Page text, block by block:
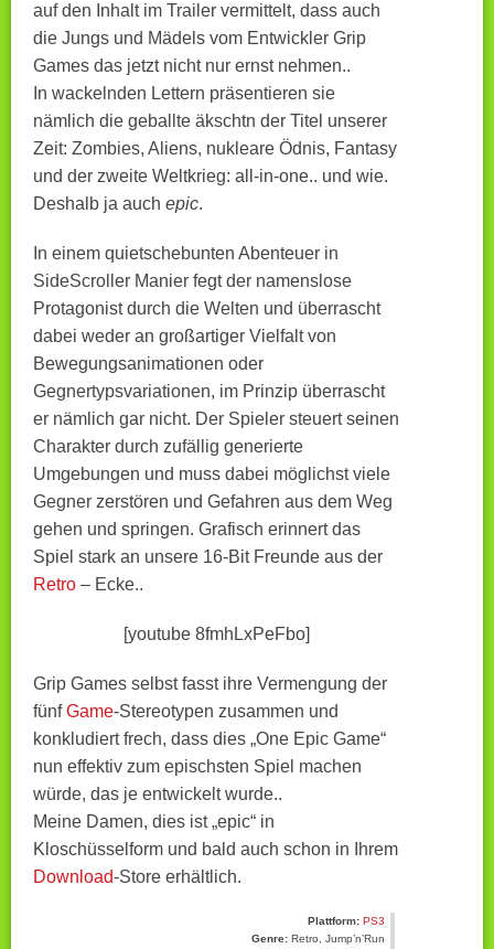
auf den Inhalt im Trailer vermittelt, dass auch
die Jungs und Mädels vom Entwickler Grip
Games das jetzt nicht nur ernst nehmen..
In wackelnden Lettern präsentieren sie
nämlich die geballte äkschtn der Titel unserer
Zeit: Zombies, Aliens, nukleare Ödnis, Fantasy
und der zweite Weltkrieg: all-in-one.. und wie.
Deshalb ja auch epic.
In einem quietschebunten Abenteuer in
SideScroller Manier fegt der namenslose
Protagonist durch die Welten und überrascht
dabei weder an großartiger Vielfalt von
Bewegungsanimationen oder
Gegnertypsvariationen, im Prinzip überrascht
er nämlich gar nicht. Der Spieler steuert seinen
Charakter durch zufällig generierte
Umgebungen und muss dabei möglichst viele
Gegner zerstören und Gefahren aus dem Weg
gehen und springen. Grafisch erinnert das
Spiel stark an unsere 16-Bit Freunde aus der
Retro – Ecke..
[youtube 8fmhLxPeFbo]
Grip Games selbst fasst ihre Vermengung der
fünfGame-Stereotypen zusammen und
konkludiert frech, dass dies „One Epic Game“
nun effektiv zum epischsten Spiel machen
würde, das je entwickelt wurde..
Meine Damen, dies ist „epic“ in
Kloschüsselform und bald auch schon in Ihrem
Download-Store erhältlich.
Plattform: PS3
Genre: Retro, Jump’n’Run